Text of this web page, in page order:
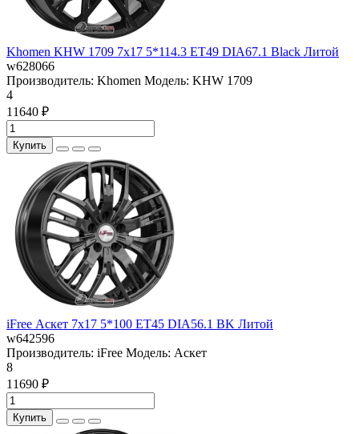
Khomen KHW 1709 7x17 5*114.3 ET49 DIA67.1 Black Литой
w628066
Производитель: Khomen Модель: KHW 1709
4
11640 ₽
Купить
iFree Аскет 7x17 5*100 ET45 DIA56.1 BK Литой
w642596
Производитель: iFree Модель: Аскет
8
11690 ₽
Купить